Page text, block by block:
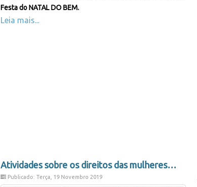
Festa do NATAL DO BEM.
Leia mais...
Atividades sobre os direitos das mulheres
Publicado: Terça, 19 Novembro 2019